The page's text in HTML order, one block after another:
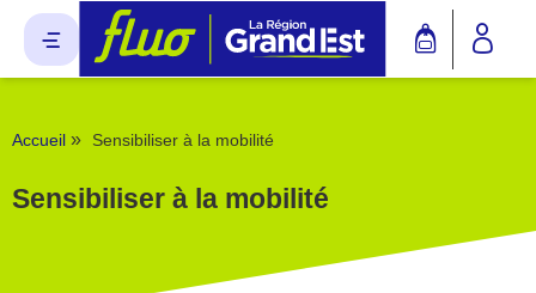
Accueil » Sensibiliser à la mobilité
Sensibiliser à la mobilité
Panneau de gestion des cookies